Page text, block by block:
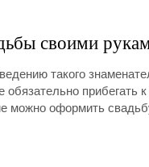
своими
такого
обязательно прибегать
можно оформить